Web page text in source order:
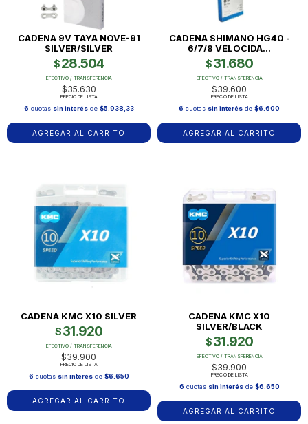
CADENA 9V TAYA NOVE-91
SILVER/SILVER
$28.504
EFECTIVO / TRANSFERENCIA
$35.630
PRECIO DE LISTA
6 cuotas sin interésde $5.938,33
CADENA SHIMANO HG40 -
6/7/8 VELOCIDA...
$31.680
EFECTIVO / TRANSFERENCIA
$39.600
PRECIO DE LISTA
6 cuotas sin interés de $6.600
CADENA KMC X10 SILVER
$31.920
EFECTIVO / TRANSFERENCIA
$39.900
PRECIO DE LISTA
6 cuotas sin interésde $6.650
CADENA KMC X10
SILVER/BLACK
$31.920
EFECTIVO / TRANSFERENCIA
$39.900
PRECIO DE LISTA
6 cuotas sin interésde $6.650